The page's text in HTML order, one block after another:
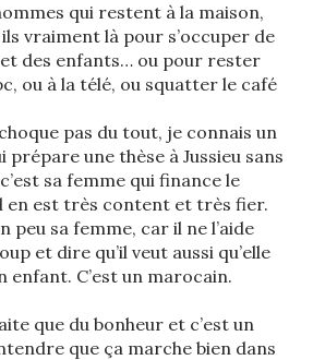
qui restent à la maison,
vraiment là pour s’occuper de
des enfants… ou pour rester
ou à la télé, ou squatter le café
pas du tout, je connais un
prépare une thèse à Jussieu sans
sa femme qui finance le
en est très content et très fier.
peu sa femme, car il ne l’aide
et dire qu’il veut aussi qu’elle
enfant. C’est un marocain.
que du bonheur et c’est un
que ça marche bien dans